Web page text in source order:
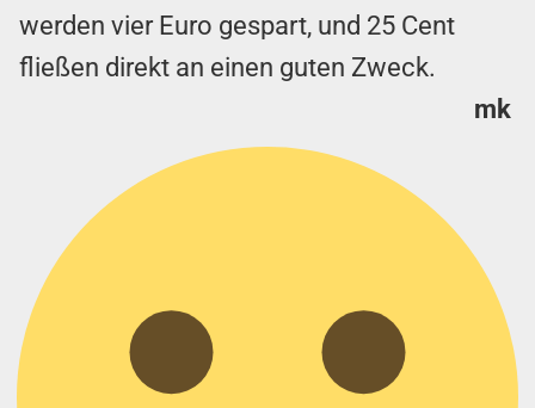
werden vier Euro gespart, und 25 Cent
fließen direkt an einen guten Zweck.
mk